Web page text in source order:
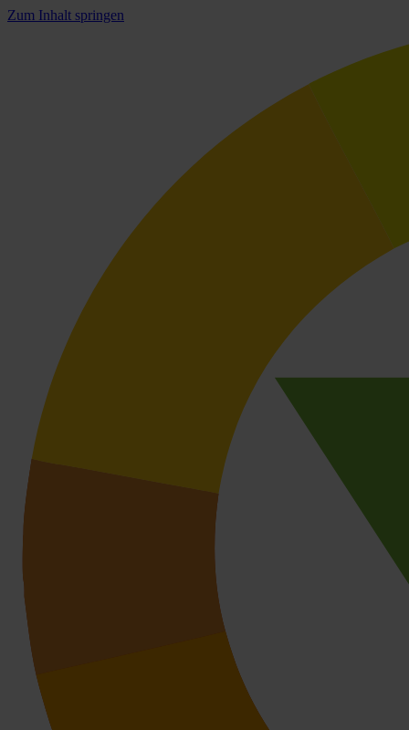
Zum Inhalt springen